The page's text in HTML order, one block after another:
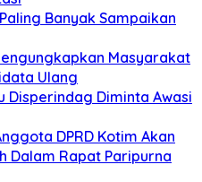
Banyak Sampaikan
Masyarakat
Ulang
Disperindag Diminta Awasi
DPRD Kotim Akan
Dalam Rapat Paripurna